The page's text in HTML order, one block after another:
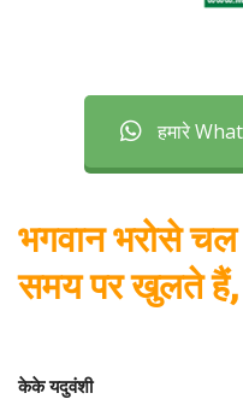
हमारे
भगवान भरोसे
समय पर खुलते हैं,
केके यदुवंशी